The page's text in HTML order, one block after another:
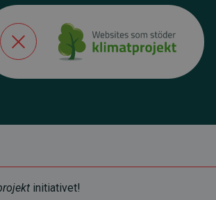
initiativet!